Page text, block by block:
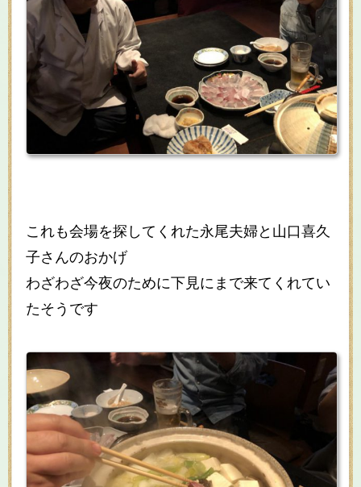
これも会場を探してくれた永尾夫婦と山口喜久
子さんのおかげ
わざわざ今夜のために下見にまで来てくれてい
たそうです